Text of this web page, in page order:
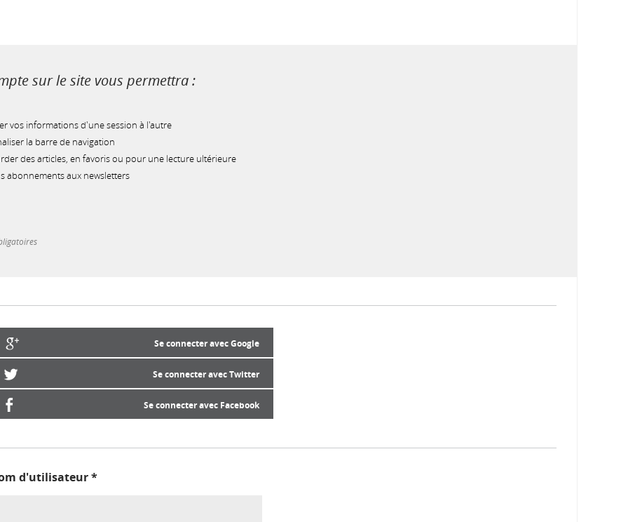
sur le site vous permettra :
vos informations d'une session à l'autre
la barre de navigation
des articles, en favoris ou pour une lecture ultérieure
abonnements aux newsletters
Se connecter avec Google
Se connecter avec Twitter
Se connecter avec Facebook
d'utilisateur*